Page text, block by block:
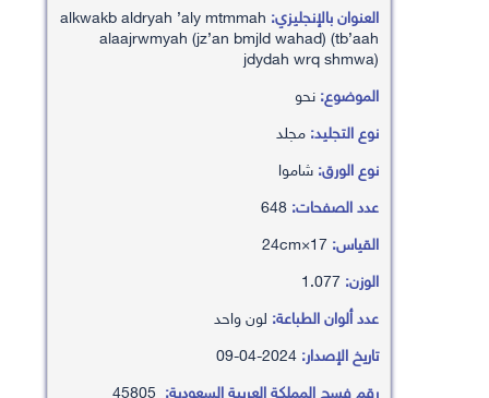
العنوان بالإنجليزي: alkwakb aldryah ’aly mtmmah
alaajrwmyah (jz’an bmjld wahad) (tb’aah
jdydah wrq shmwa)
الموضوع:نحو
نوع التجليد:مجلد
نوع الورق:شاموا
عدد الصفحات:
القياس:
الوزن:
عدد ألوان الطباعة: لون واحد
تاريخ الإصدار:
رقم فسح المملكة العربية السعودية: